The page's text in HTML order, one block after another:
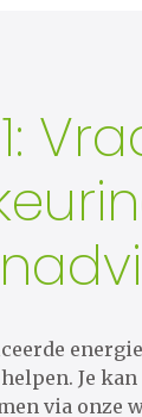
Je
via onze